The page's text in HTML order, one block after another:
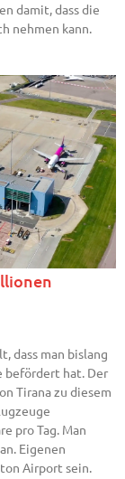
damit, dass die
nehmen kann.
dass man bislang
befördert hat. Der
Tirana zu diesem
pro Tag. Man
Eigenen
Airport sein.